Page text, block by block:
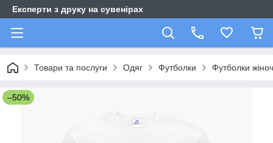
Експерти з друку на сувенірах
Товари та послуги Одяг Футболки Футболки
–50%